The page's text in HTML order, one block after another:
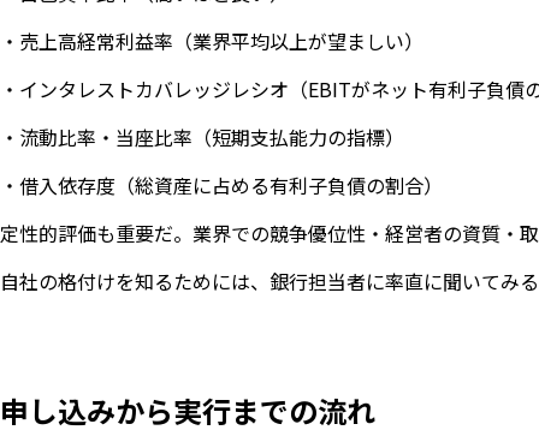
・売上高経常利益率（業界平均以上が望ましい）
・インタレストカバレッジレシオ（EBITがネット有利子負債
・流動比率・当座比率（短期支払能力の指標）
・借入依存度（総資産に占める有利子負債の割合）
定性的評価も重要だ。業界での競争優位性・経営者の資質・
自社の格付けを知るためには、銀行担当者に率直に聞いて
申し込みから実行までの流れ